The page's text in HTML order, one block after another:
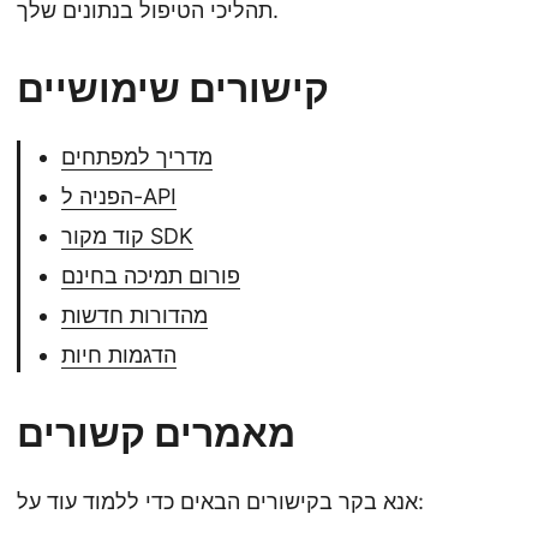
תהליכי הטיפול בנתונים שלך.
קישורים שימושיים
מדריך למפתחים
הפניה ל-API
קוד מקור SDK
פורום תמיכה בחינם
מהדורות חדשות
הדגמות חיות
מאמרים קשורים
אנא בקר בקישורים הבאים כדי ללמוד עוד על: